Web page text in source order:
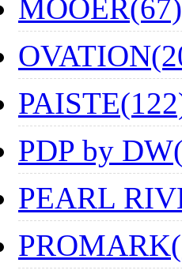
MOOER(67)
PDP by
PEARL